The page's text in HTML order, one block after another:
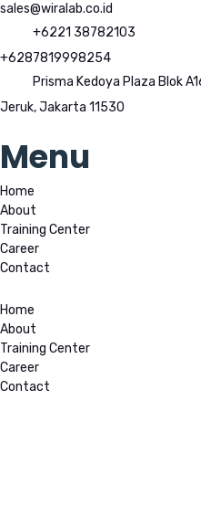
sales@wiralab.co.id
+6221 38782103
+6287819998254
Prisma Kedoya Plaza Blok
Jeruk, Jakarta 11530
Menu
Home
About
Training Center
Career
Contact
Home
About
Training Center
Career
Contact